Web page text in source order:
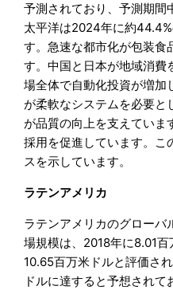
予測されており、予測期間
太平洋は2024年に約
す。急速な都市化が包装食
す。中国と日本が地域消費
場全体で自動化投資が増加
が柔軟なシステムを必要と
が品質の向上を支えていま
採用を促進しています。こ
スを示しています。
ラテンアメリカ
ラテンアメリカのグローバ
場規模は、2018年に8.01
10.65百万米ドルと評価さ
ドルに達すると予想され